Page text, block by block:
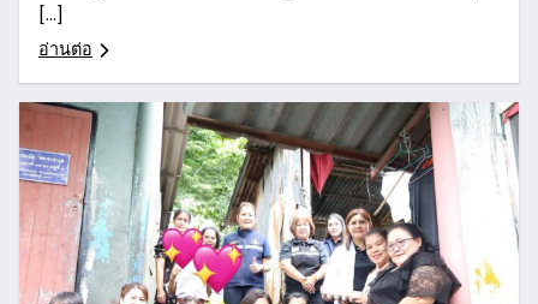
[…]
อ่านต่อ